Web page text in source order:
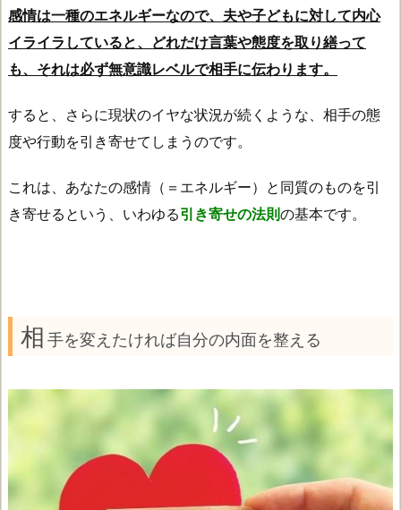
感情は一種のエネルギーなので、夫や子どもに対して内心
イライラしていると、どれだけ言葉や態度を取り繕って
も、それは必ず無意識レベルで相手に伝わります。
すると、さらに現状のイヤな状況が続くような、相手の態
度や行動を引き寄せてしまうのです。
これは、あなたの感情（＝エネルギー）と同質のものを引
き寄せるという、いわゆる引き寄せの法則の基本です。
相 手を変えたければ自分の内面を整える